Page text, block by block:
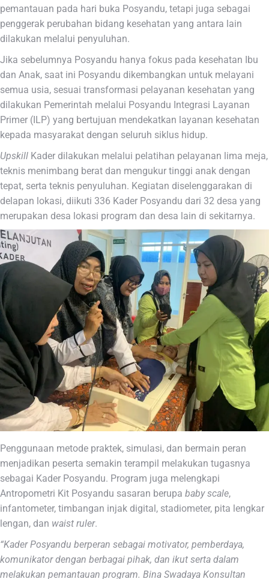
pemantauan pada hari buka Posyandu, tetapi juga sebagai
penggerak perubahan bidang kesehatan yang antara lain
dilakukan melalui penyuluhan.
Jika sebelumnya Posyandu hanya fokus pada kesehatan Ibu
dan Anak, saat ini Posyandu dikembangkan untuk melayani
semua usia, sesuai transformasi pelayanan kesehatan yang
dilakukan Pemerintah melalui Posyandu Integrasi Layanan
Primer (ILP) yang bertujuan mendekatkan layanan kesehatan
kepada masyarakat dengan seluruh siklus hidup.
Upskill Kader dilakukan melalui pelatihan pelayanan lima meja,
teknis menimbang berat dan mengukur tinggi anak dengan
tepat, serta teknis penyuluhan. Kegiatan diselenggarakan di
delapan lokasi, diikuti 336 Kader Posyandu dari 32 desa yang
merupakan desa lokasi program dan desa lain di sekitarnya.
Penggunaan metode praktek, simulasi, dan bermain peran
menjadikan peserta semakin terampil melakukan tugasnya
sebagai Kader Posyandu. Program juga melengkapi
Antropometri Kit Posyandu sasaran berupa baby scale,
infantometer, timbangan injak digital, stadiometer, pita lengkar
lengan, dan waist ruler.
“Kader Posyandu berperan sebagai motivator, pemberdaya,
komunikator dengan berbagai pihak, dan ikut serta dalam
melakukan pemantauan program. Bina Swadaya Konsultan